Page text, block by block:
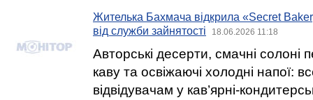
Жителька Бахмача відкрила «Secret
від служби зайнятості
18.06.2026 11:18
Авторські десерти, смачні солоні
каву та освіжаючі холодні напої:
відвідувачам у кав’ярні-